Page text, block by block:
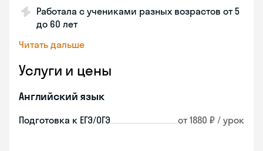
Работала с учениками разных возрастов от 5
до 60 лет
Читать дальше
Услуги и цены
Английский язык
Подготовка к ЕГЭ/ОГЭ от 1880 ₽ / урок